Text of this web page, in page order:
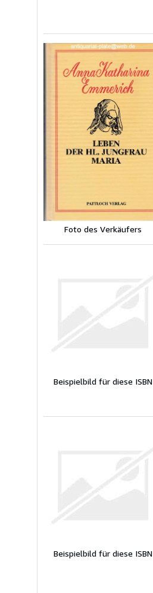
Foto des Verkäufers
Beispielbild für diese ISBN
Beispielbild für diese ISBN